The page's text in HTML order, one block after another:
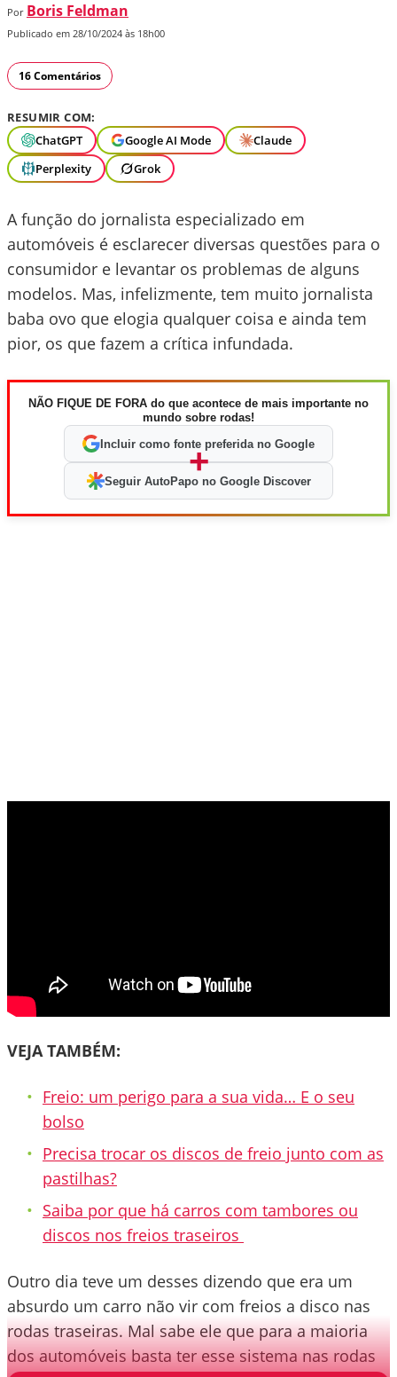
Por Boris Feldman
Publicado em 28/10/2024 às 18h00
16 Comentários
RESUMIR COM:
ChatGPT
Google AI Mode
Claude
Perplexity
Grok
A função do jornalista especializado em
automóveis é esclarecer diversas questões para o
consumidor e levantar os problemas de alguns
modelos. Mas, infelizmente, tem muito jornalista
baba ovo que elogia qualquer coisa e ainda tem
pior, os que fazem a crítica infundada.
NÃO FIQUE DE FORA do que acontece de mais importante no
mundo sobre rodas!
Incluir como fonte preferida no Google
+
Seguir AutoPapo no Google Discover
VEJA TAMBÉM:
Freio: um perigo para a sua vida… E o seu
bolso
Precisa trocar os discos de freio junto com as
pastilhas?
Saiba por que há carros com tambores ou
discos nos freios traseiros
Outro dia teve um desses dizendo que era um
absurdo um carro não vir com freios a disco nas
rodas traseiras. Mal sabe ele que para a maioria
dos automóveis basta ter esse sistema nas rodas